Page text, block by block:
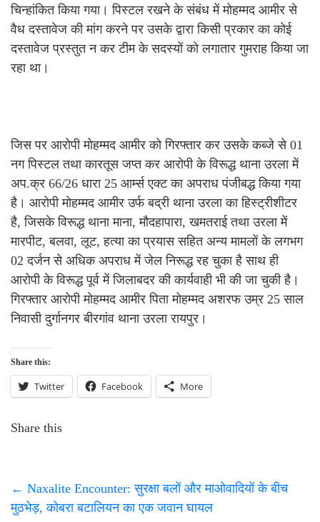
चिन्हांकित किया गया। पिस्टल रखने के संबंध में मोहम्मद आमीर से
वैध दस्तावेज की मांग करने पर उसके द्वारा किसी प्रकार का कोई
दस्तावेज प्रस्तुत न कर टीम के सदस्यों को लगातार गुमराह किया जा
रहा था।
जिस पर आरोपी मोहम्मद आमीर को गिरफ्तार कर उसके कब्जे से 01
नग पिस्टल तथा कारतूस जप्त कर आरोपी के विरूद्ध थाना उरला में
अप.क्र 66/26 धारा 25 आर्म्स एक्ट का अपराध पंजीबद्ध किया गया
है। आरोपी मोहम्मद आमीर उर्फ बद्री थाना उरला का हिस्ट्रीशीटर
है, जिसके विरूद्ध थाना माना, मौदहापारा, खमतराई तथा उरला में
मारपीट, बलवा, लूट, हत्या का प्रयास सहित अन्य मामलों के लगभग
02 दर्जन से अधिक अपराध में जेल निरूद्ध रह चुका है साथ ही
आरोपी के विरूद्ध पूर्व में जिलाबदर की कार्यवाही भी की जा चुकी है।
गिरफ्तार आरोपी मोहम्मद आमीर पिता मोहम्मद अशरफ उम्र 25 साल
निवासी दुर्गानगर बीरगांव थाना उरला रायपुर।
Share this:
Twitter Facebook More
Share this
← Naxalite Encounter: सुरक्षा बलों और माओवादियों के बीच
मुठभेड़, कोबरा बटालियन का एक जवान घायल